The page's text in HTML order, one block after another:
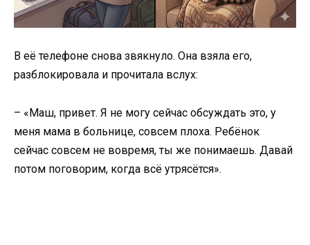
В её телефоне снова звякнуло. Она взяла его,
разблокировала и прочитала вслух:
– «Маш, привет. Я не могу сейчас обсуждать это, у
меня мама в больнице, совсем плоха. Ребёнок
сейчас совсем не вовремя, ты же понимаешь. Давай
потом поговорим, когда всё утрясётся».